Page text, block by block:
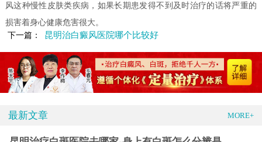
风这种慢性皮肤类疾病，如果长期患发得不到及时治疗的话将严重的
损害着身心健康危害很大。
下一篇：
昆明治白癜风医院哪个比较好
最新文章 MORE+